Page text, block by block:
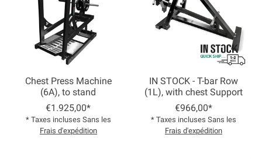
Chest Press Machine
(6A), to stand
€1.925,00*
* Taxes incluses Sans les
Frais d'expédition
IN STOCK - T-bar Row
(1L), with chest Support
€966,00*
* Taxes incluses Sans les
Frais d'expédition